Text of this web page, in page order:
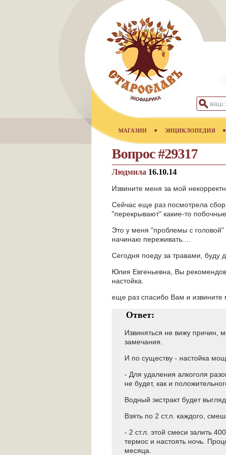
МАГАЗИН ЭНЦИКЛОПЕДИЯ
Вопрос #29317
Людмила 16.10.14
Извините меня за мой
Сейчас еще раз посмотрела
"перекрывают" какие-то
Это у меня "проблемы с головой"
начинаю переживать....
Сегодня поеду за травами, буду
Юлия Евгеньевна, Вы
настойка.
еще раз спасибо Вам и извините
Ответ:
Извиняться не вижу причин,
замечания.
И по существу - настойка
- Для удаления алкоголя
не будет, как и
Водный экстракт будет
Взять по 2 ст.л. каждого,
- 2 ст.л. этой смеси залить
термос и настоять ночь.
месяца.